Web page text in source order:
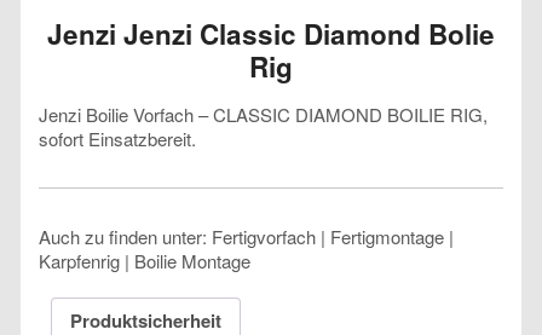
Jenzi Jenzi Classic Diamond Bolie
Rig
Jenzi Boilie Vorfach – CLASSIC DIAMOND BOILIE RIG,
sofort Einsatzbereit.
Auch zu finden unter: Fertigvorfach | Fertigmontage |
Karpfenrig | Boilie Montage
Produktsicherheit